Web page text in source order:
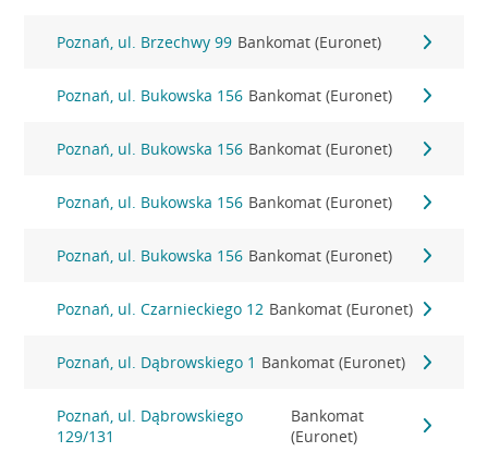
Poznań, ul. Brzechwy 99 Bankomat (Euronet)
Poznań, ul. Bukowska 156 Bankomat (Euronet)
Poznań, ul. Bukowska 156 Bankomat (Euronet)
Poznań, ul. Bukowska 156 Bankomat (Euronet)
Poznań, ul. Bukowska 156 Bankomat (Euronet)
Poznań, ul. Czarnieckiego 12 Bankomat (Euronet)
Poznań, ul. Dąbrowskiego 1 Bankomat (Euronet)
Poznań, ul. Dąbrowskiego
129/131
Bankomat
(Euronet)